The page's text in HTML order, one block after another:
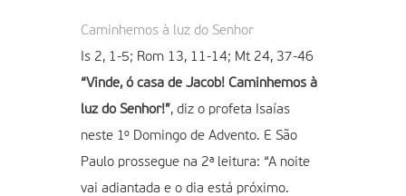
Caminhemos à luz do Senhor
Is 2, 1-5; Rom 13, 11-14; Mt 24, 37-46
“Vinde, ó casa de Jacob! Caminhemos à
luz do Senhor!”, diz o profeta Isaías
neste 1º Domingo de Advento. E São
Paulo prossegue na 2ª leitura: “A noite
vai adiantada e o dia está próximo.